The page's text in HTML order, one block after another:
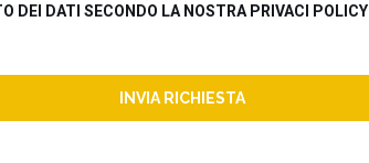
DEI DATI SECONDO LA NOSTRA PRIVACI POLICY
INVIA RICHIESTA